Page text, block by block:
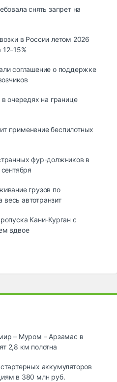
снять запрет на
в России летом 2026
соглашение о поддержке
очередях на границе
применение беспилотных
фур-должников в
грузов по
автотранзит
Кани-Курган с
вдвое
– Муром – Арзамас в
2,8 км полотна
аккумуляторов
в 380 млн руб.